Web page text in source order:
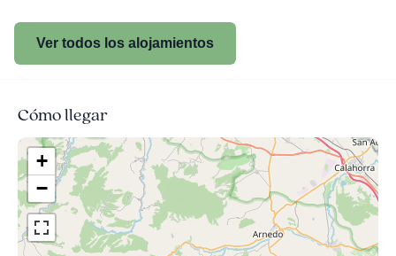
Ver todos los alojamientos
Cómo llegar
+
−